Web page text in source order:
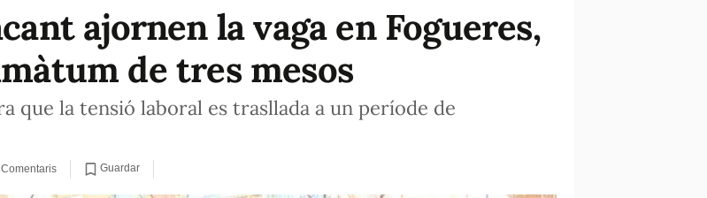
ajornen la vaga en Fogueres,
de tres mesos
que la tensió laboral es trasllada a un període de
Comentaris Guardar